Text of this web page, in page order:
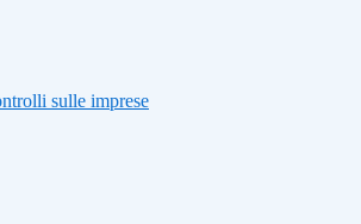
sulle imprese